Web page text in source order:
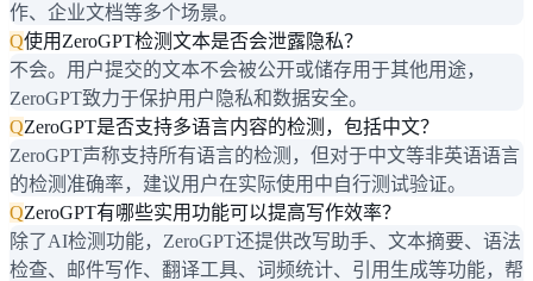
作、企业文档等多个场景。
Q使用ZeroGPT检测文本是否会泄露隐私？
不会。用户提交的文本不会被公开或储存用于其他用途，
ZeroGPT致力于保护用户隐私和数据安全。
QZeroGPT是否支持多语言内容的检测，包括中文？
ZeroGPT声称支持所有语言的检测，但对于中文等非英语语言
的检测准确率，建议用户在实际使用中自行测试验证。
QZeroGPT有哪些实用功能可以提高写作效率？
除了AI检测功能，ZeroGPT还提供改写助手、文本摘要、语法
检查、邮件写作、翻译工具、词频统计、引用生成等功能，帮